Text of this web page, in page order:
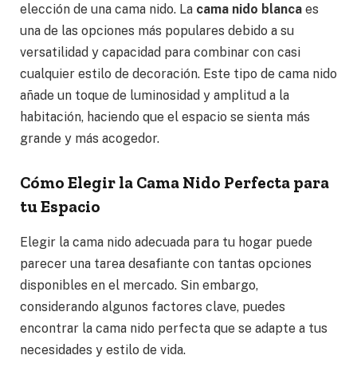
elección de una cama nido. La cama nido blanca es
una de las opciones más populares debido a su
versatilidad y capacidad para combinar con casi
cualquier estilo de decoración. Este tipo de cama nido
añade un toque de luminosidad y amplitud a la
habitación, haciendo que el espacio se sienta más
grande y más acogedor.
Cómo Elegir la Cama Nido Perfecta para
tu Espacio
Elegir la cama nido adecuada para tu hogar puede
parecer una tarea desafiante con tantas opciones
disponibles en el mercado. Sin embargo,
considerando algunos factores clave, puedes
encontrar la cama nido perfecta que se adapte a tus
necesidades y estilo de vida.